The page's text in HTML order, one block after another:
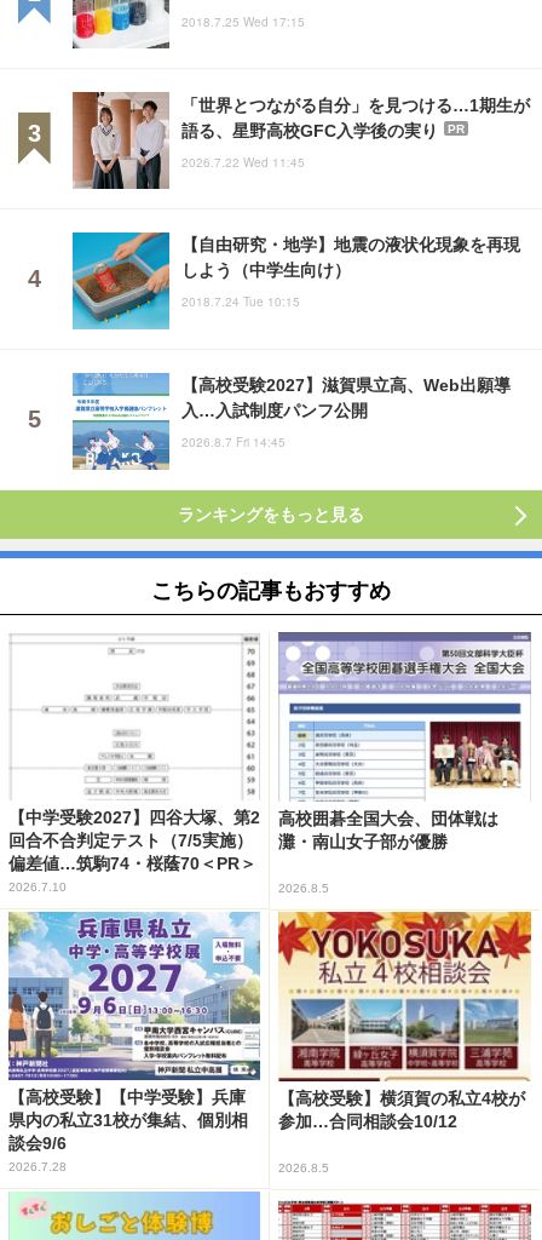
2018.7.25 Wed 17:15
「世界とつながる自分」を見つける…1期生が
語る、星野高校GFC入学後の実り
PR
2026.7.22 Wed 11:45
【自由研究・地学】地震の液状化現象を再現
しよう（中学生向け）
2018.7.24 Tue 10:15
【高校受験2027】滋賀県立高、Web出願導
入…入試制度パンフ公開
2026.8.7 Fri 14:45
ランキングをもっと見る
こちらの記事もおすすめ
【中学受験2027】四谷大塚、第2
回合不合判定テスト（7/5実施）
偏差値…筑駒74・桜蔭70＜PR＞
2026.7.10
高校囲碁全国大会、団体戦は
灘・南山女子部が優勝
2026.8.5
【高校受験】【中学受験】兵庫
県内の私立31校が集結、個別相
談会9/6
2026.7.28
【高校受験】横須賀の私立4校が
参加…合同相談会10/12
2026.8.5